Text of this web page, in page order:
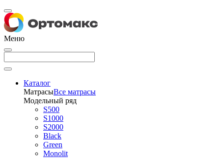
Меню
Каталог
МатрасыВсе матрасы
Модельный ряд
S500
S1000
S2000
Black
Green
Monolit